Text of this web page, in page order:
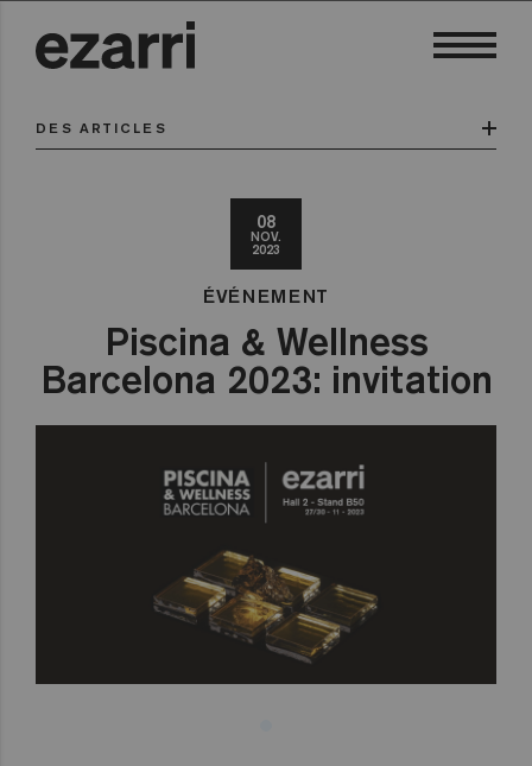
DES ARTICLES
08
NOV.
2023
ÉVÉNEMENT
Piscina & Wellness
Barcelona 2023: invitation